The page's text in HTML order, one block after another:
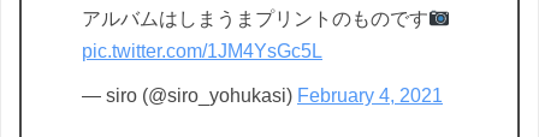
アルバムはしまうまプリントのものです
pic.twitter.com/1JM4YsGc5L
— siro (@siro_yohukasi) February 4, 2021